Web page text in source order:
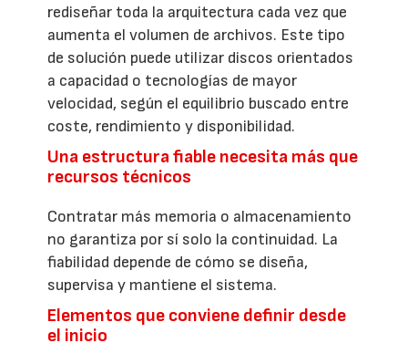
rediseñar toda la arquitectura cada vez que
aumenta el volumen de archivos. Este tipo
de solución puede utilizar discos orientados
a capacidad o tecnologías de mayor
velocidad, según el equilibrio buscado entre
coste, rendimiento y disponibilidad.
Una estructura fiable necesita más que
recursos técnicos
Contratar más memoria o almacenamiento
no garantiza por sí solo la continuidad. La
fiabilidad depende de cómo se diseña,
supervisa y mantiene el sistema.
Elementos que conviene definir desde
el inicio